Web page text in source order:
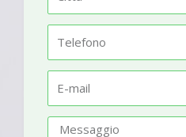
t
à
l
fm